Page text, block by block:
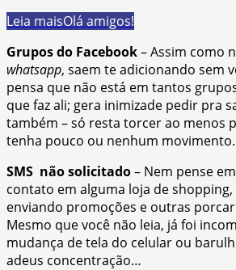
Leia maisOlá amigos!
Grupos do Facebook– Assim como
whatsapp, saem te adicionando sem
pensa que não está em tantos
que faz ali; gera inimizade pedir pra
também – só resta torcer ao menos
tenha pouco ou nenhum
SMS não solicitado– Nem pense
contato em alguma loja de shopping,
enviando promoções e outras
Mesmo que você não leia, já foi
mudança de tela do celular ou
adeus concentração…